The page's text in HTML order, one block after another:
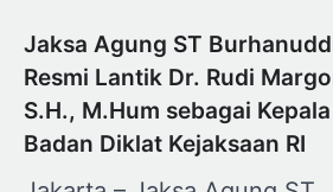
Jaksa Agung ST
Resmi Lantik Dr. Rudi
S.H., M.Hum sebagai Kepala
Badan Diklat Kejaksaan RI